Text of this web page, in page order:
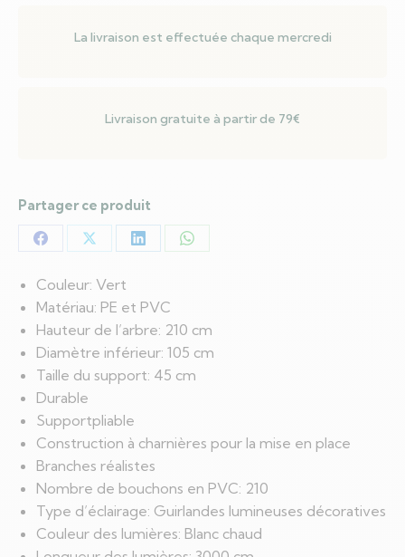
Couleur: Vert
Matériau: PE et PVC
Hauteur de l’arbre: 210 cm
Diamètre inférieur: 105 cm
Taille du support: 45 cm
Durable
Supportpliable
Construction à charnières pour la mise en place
Branches réalistes
Nombre de bouchons en PVC: 210
Type d’éclairage: Guirlandes lumineuses décoratives
Couleur des lumières: Blanc chaud
La livraison est effectuée chaque mercredi
Livraison gratuite à partir de 79€
Partager ce produit
Partager
sur
Facebook
Partager
sur
X
Partager
LinkedIn
Partager